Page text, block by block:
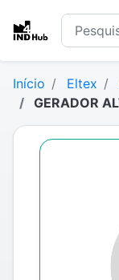
Início Eltex
GERADOR